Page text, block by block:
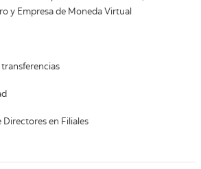
y Empresa de Moneda Virtual
transferencias
Directores en Filiales